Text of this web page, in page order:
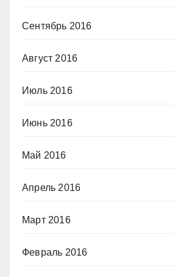
Сентябрь 2016
Август 2016
Июль 2016
Июнь 2016
Май 2016
Апрель 2016
Март 2016
Февраль 2016